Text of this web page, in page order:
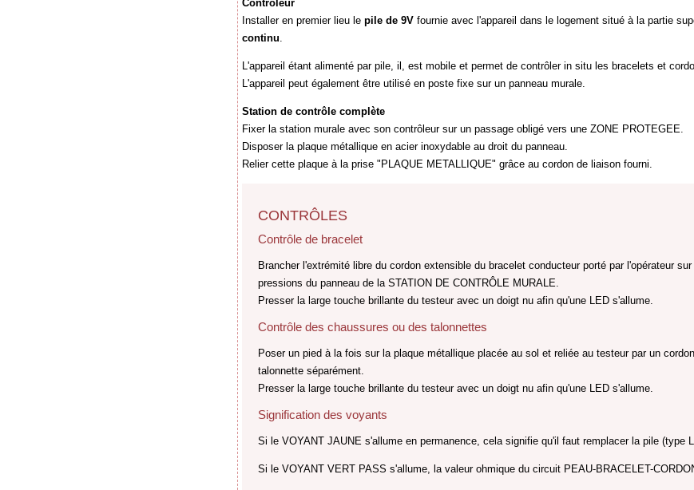
Contrôleur
Installer en premier lieu le pile de 9V fournie avec l'appareil dans le logement situé à la partie
continu.
L'appareil étant alimenté par pile, il, est mobile et permet de contrôler in situ les bracelets et
L'appareil peut également être utilisé en poste fixe sur un panneau murale.
Station de contrôle complète
Fixer la station murale avec son contrôleur sur un passage obligé vers une ZONE PROTEGEE.
Disposer la plaque métallique en acier inoxydable au droit du panneau.
Relier cette plaque à la prise "PLAQUE METALLIQUE" grâce au cordon de liaison fourni.
CONTRÔLES
Contrôle de bracelet
Brancher l'extrémité libre du cordon extensible du bracelet conducteur porté par l'opérateur
pressions du panneau de la STATION DE CONTRÔLE MURALE.
Presser la large touche brillante du testeur avec un doigt nu afin qu'une LED s'allume.
Contrôle des chaussures ou des talonnettes
Poser un pied à la fois sur la plaque métallique placée au sol et reliée au testeur par un
talonnette séparément.
Presser la large touche brillante du testeur avec un doigt nu afin qu'une LED s'allume.
Signification des voyants
Si le VOYANT JAUNE s'allume en permanence, cela signifie qu'il faut remplacer la pile (type
Si le VOYANT VERT PASS s'allume, la valeur ohmique du circuit PEAU-BRACELET-